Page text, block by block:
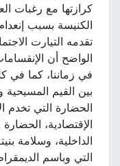
كرازتها مع رغبات
الكنيسة بسبب إنعدام
تقدمه التيارت
الواضح أن
في زماننا، كما في
بين القيم المسيحية
الحضارة التي تخدم
الإقتصادية،
الداخلية، وسلامة
التي وباسم